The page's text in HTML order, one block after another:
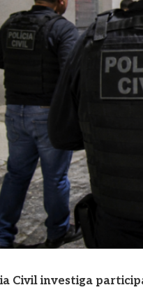
Civil investiga